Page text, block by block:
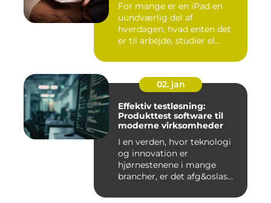
For mange er en iPad en
uundværlig del af
hverdagen, hvad enten det
er til arbejde, studier el...
02. jan
Effektiv testløsning:
Produkttest software til
moderne virksomheder
I en verden, hvor teknologi
og innovation er
hjørnestenene i mange
brancher, er det afg&oslas...